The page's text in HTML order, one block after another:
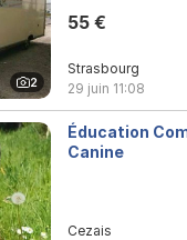
2
55 €
Strasbourg
29 juin 11:08
Éducation
Canine
Cezais